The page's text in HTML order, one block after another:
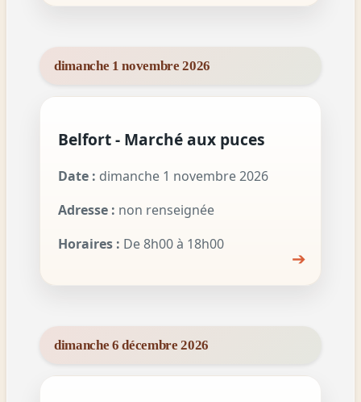
dimanche 1 novembre 2026
Belfort - Marché aux puces
Date : dimanche 1 novembre 2026
Adresse : non renseignée
Horaires : De 8h00 à 18h00
➔
dimanche 6 décembre 2026